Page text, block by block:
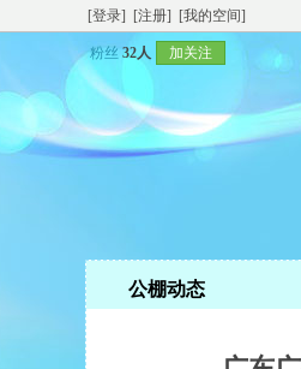
[登录] [注册] [我的空间]
粉丝32人 加关注
公棚动态